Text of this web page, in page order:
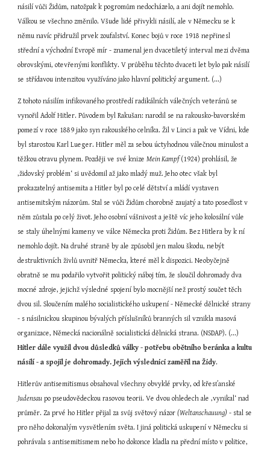
násilí vůči Židům, natožpak k pogromům nedocházelo, a ani dojít nemohlo.
Válkou se všechno změnilo. Všude lidé přivykli násilí, ale v Německu se k
němu navíc přidružil prvek zoufalství. Konec bojů v roce 1918 nepřinesl
střední a východní Evropě mír - znamenal jen dvacetiletý interval mezi dvěma
obrovskými, otevřenými konflikty. V průběhu těchto dvaceti let bylo pak násilí
se střídavou intenzitou využíváno jako hlavní politický argument. (...)
Z tohoto násilím infikovaného prostředí radikálních válečných veteránů se
vynořil Adolf Hitler. Původem byl Rakušan: narodil se na rakousko-bavorském
pomezí v roce 1889 jako syn rakouského celníka. Žil v Linci a pak ve Vídni, kde
byl starostou Karl Lueger. Hitler měl za sebou úctyhodnou válečnou minulost a
těžkou otravu plynem. Později ve své knize Mein Kampf (1924) prohlásil, že
‚židovský problém‘ si uvědomil až jako mladý muž. Jeho otec však byl
prokazatelný antisemita a Hitler byl po celé dětství a mládí vystaven
antisemitským názorům. Stal se vůči Židům chorobně zaujatý a tato posedlost v
něm zůstala po celý život. Jeho osobní vášnivost a ještě víc jeho kolosální vůle
se staly úhelnými kameny ve válce Německa proti Židům. Bez Hitlera by k ní
nemohlo dojít. Na druhé straně by ale způsobil jen malou škodu, nebýt
destruktivních živlů uvnitř Německa, které měl k dispozici. Neobyčejně
obratně se mu podařilo vytvořit politický náboj tím, že sloučil dohromady dva
mocné zdroje, jejichž výsledné spojení bylo mocnější než prostý součet těch
dvou sil. Sloučením malého socialistického uskupení - Německé dělnické strany
- s násilnickou skupinou bývalých příslušníků branných sil vznikla masová
Hitler dále využil dvou důsledků války - potřebu obětního beránka a kultu
násilí - a spojil je dohromady. Jejich výslednici zaměřil na Židy.
Judensau po pseudovědeckou rasovou teorii. Ve dvou ohledech ale ‚vynikal‘ nad
průměr. Za prvé ho Hitler přijal za svůj světový názor (Weltanschauung) - stal se
pro něho dokonalým vysvětlením světa. I jiná politická uskupení v Německu si
pohrávala s antisemitismem nebo ho dokonce kladla na přední místo v politice,